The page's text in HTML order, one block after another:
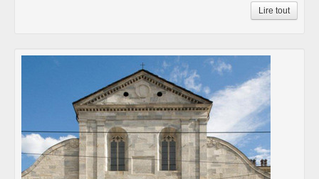
Lire tout